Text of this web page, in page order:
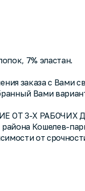
7% эластан.
заказа с Вами
Вами
ОТ 3-Х РАБОЧИХ
Кошелев-
от